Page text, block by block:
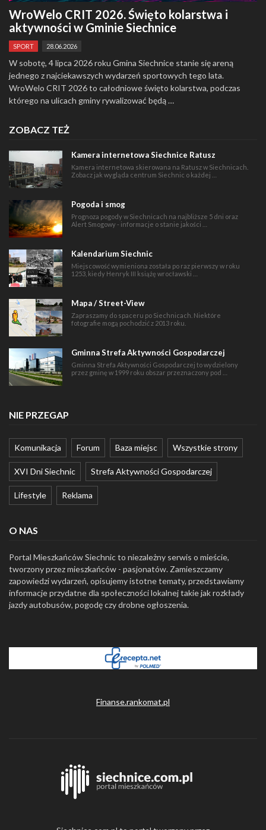
WroWelo CRIT 2026. Święto kolarstwa i
aktywności w Gminie Siechnice
SPORT 28.06.2026
W sobotę, 4 lipca 2026 roku Gmina Siechnice stanie się areną
jednego z najciekawszych wydarzeń sportowych tego lata.
WroWelo CRIT 2026 to całodniowe święto kolarstwa, podczas
którego na ulicach gminy rywalizować będą …
ZOBACZ TEŻ
Kamera internetowa Siechnice Ratusz
Kamera internetowa skierowana na Ratusz w Siechnicach.
Zobacz jak wygląda centrum Siechnic o każdej …
Pogoda i smog
Prognoza pogody w Siechnicach na najbliższe 5 dni oraz
Alert Smogowy - informacje o stanie jakości …
Kalendarium Siechnic
Miejscowość wymieniona została po raz pierwszy w roku
1253, kiedy Henryk III książę wrocławski …
Mapa / Street-View
Zapraszamy do spaceru po Siechnicach. Niektóre
fotografie mogą pochodzić z 2013 roku.
Gminna Strefa Aktywności Gospodarczej
Gminna Strefa Aktywności Gospodarczej to wydzielony
przez gminę w 1999 roku obszar przeznaczony pod …
NIE PRZEGAP
Komunikacja Forum Baza miejsc Wszystkie strony
XVI Dni Siechnic Strefa Aktywności Gospodarczej
Lifestyle Reklama
O NAS
Portal Mieszkańców Siechnic to niezależny serwis o mieście,
tworzony przez mieszkańców - pasjonatów. Zamieszczamy
zapowiedzi wydarzeń, opisujemy istotne tematy, przedstawiamy
informacje przydatne dla społeczności lokalnej takie jak rozkłady
jazdy autobusów, pogodę czy drobne ogłoszenia.
Finanse.rankomat.pl